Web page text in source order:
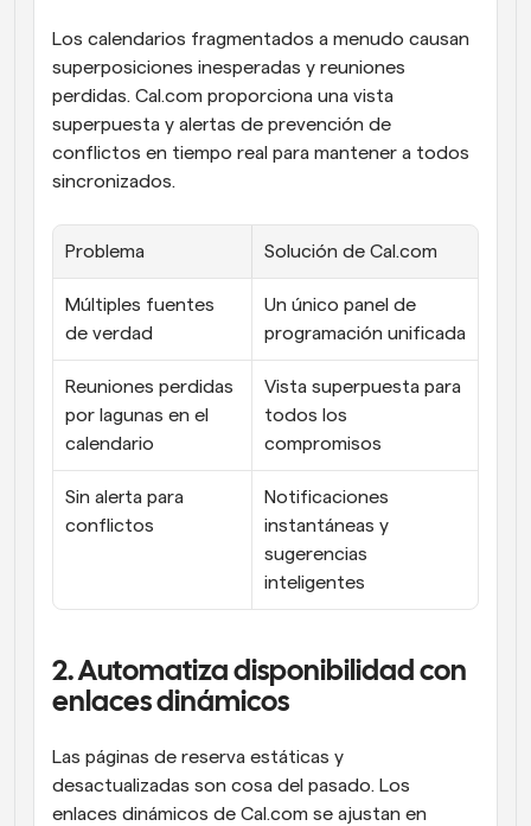
Los calendarios fragmentados a menudo causan
superposiciones inesperadas y reuniones
perdidas. Cal.com proporciona una vista
superpuesta y alertas de prevención de
conflictos en tiempo real para mantener a todos
sincronizados.
Problema Solución de Cal.com
Múltiples fuentes
de verdad
Un único panel de
programación unificada
Reuniones perdidas
por lagunas en el
calendario
Vista superpuesta para
todos los
compromisos
Sin alerta para
conflictos
Notificaciones
instantáneas y
sugerencias
inteligentes
2. Automatiza disponibilidad con
enlaces dinámicos
Las páginas de reserva estáticas y
desactualizadas son cosa del pasado. Los
enlaces dinámicos de Cal.com se ajustan en